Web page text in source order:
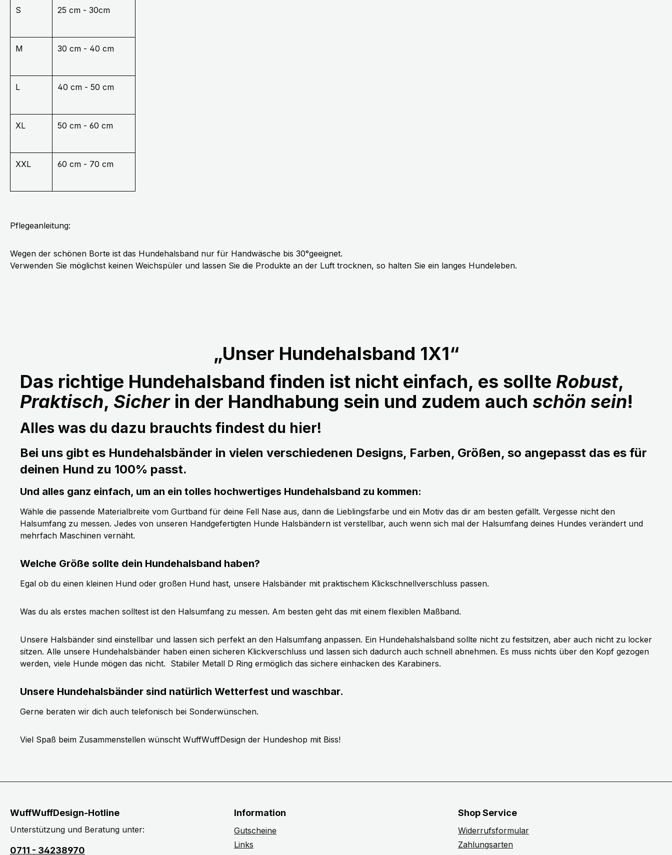
S 25 cm - 30cm
M 30 cm - 40 cm
L 40 cm - 50 cm
XL 50 cm - 60 cm
XXL 60 cm - 70 cm
Pflegeanleitung:
Wegen der schönen Borte ist das Hundehalsband nur für Handwäsche bis 30°geeignet.
Verwenden Sie möglichst keinen Weichspüler und lassen Sie die Produkte an der Luft trocknen, so halten Sie ein langes Hundeleben.
„Unser Hundehalsband 1X1“
Das richtige Hundehalsband finden ist nicht einfach, es sollte Robust,
Praktisch, Sicherin der Handhabung sein und zudem auch schön sein!
Alles was du dazu brauchts findest du hier!
Bei uns gibt es Hundehalsbänder in vielen verschiedenen Designs, Farben, Größen, so angepasst das es für
deinen Hund zu 100% passt.
Und alles ganz einfach, um an ein tolles hochwertiges Hundehalsband zu kommen:
Wähle die passende Materialbreite vom Gurtband für deine Fell Nase aus, dann die Lieblingsfarbe und ein Motiv das dir am besten gefällt. Vergesse nicht den
Halsumfang zu messen. Jedes von unseren Handgefertigten Hunde Halsbändern ist verstellbar, auch wenn sich mal der Halsumfang deines Hundes verändert und
mehrfach Maschinen vernäht.
Welche Größe sollte dein Hundehalsband haben?
Egal ob du einen kleinen Hund oder großen Hund hast, unsere Halsbänder mit praktischem Klickschnellverschluss passen.
Was du als erstes machen solltest ist den Halsumfang zu messen. Am besten geht das mit einem flexiblen Maßband.
Unsere Halsbänder sind einstellbar und lassen sich perfekt an den Halsumfang anpassen. Ein Hundehalshalsband sollte nicht zu festsitzen, aber auch nicht zu locker
sitzen. Alle unsere Hundehalsbänder haben einen sicheren Klickverschluss und lassen sich dadurch auch schnell abnehmen. Es muss nichts über den Kopf gezogen
werden, viele Hunde mögen das nicht. Stabiler Metall D Ring ermöglich das sichere einhacken des Karabiners.
Unsere Hundehalsbänder sind natürlich Wetterfest und waschbar.
Gerne beraten wir dich auch telefonisch bei Sonderwünschen.
Viel Spaß beim Zusammenstellen wünscht WuffWuffDesign der Hundeshop mit Biss!
WuffWuffDesign-Hotline
Unterstützung und Beratung unter:
0711 - 34238970
Information
Gutscheine
Links
Shop Service
Widerrufsformular
Zahlungsarten